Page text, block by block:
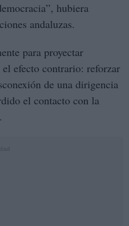
hubiera
andaluzas.
para proyectar
efecto contrario: reforzar
de una dirigencia
el contacto con la